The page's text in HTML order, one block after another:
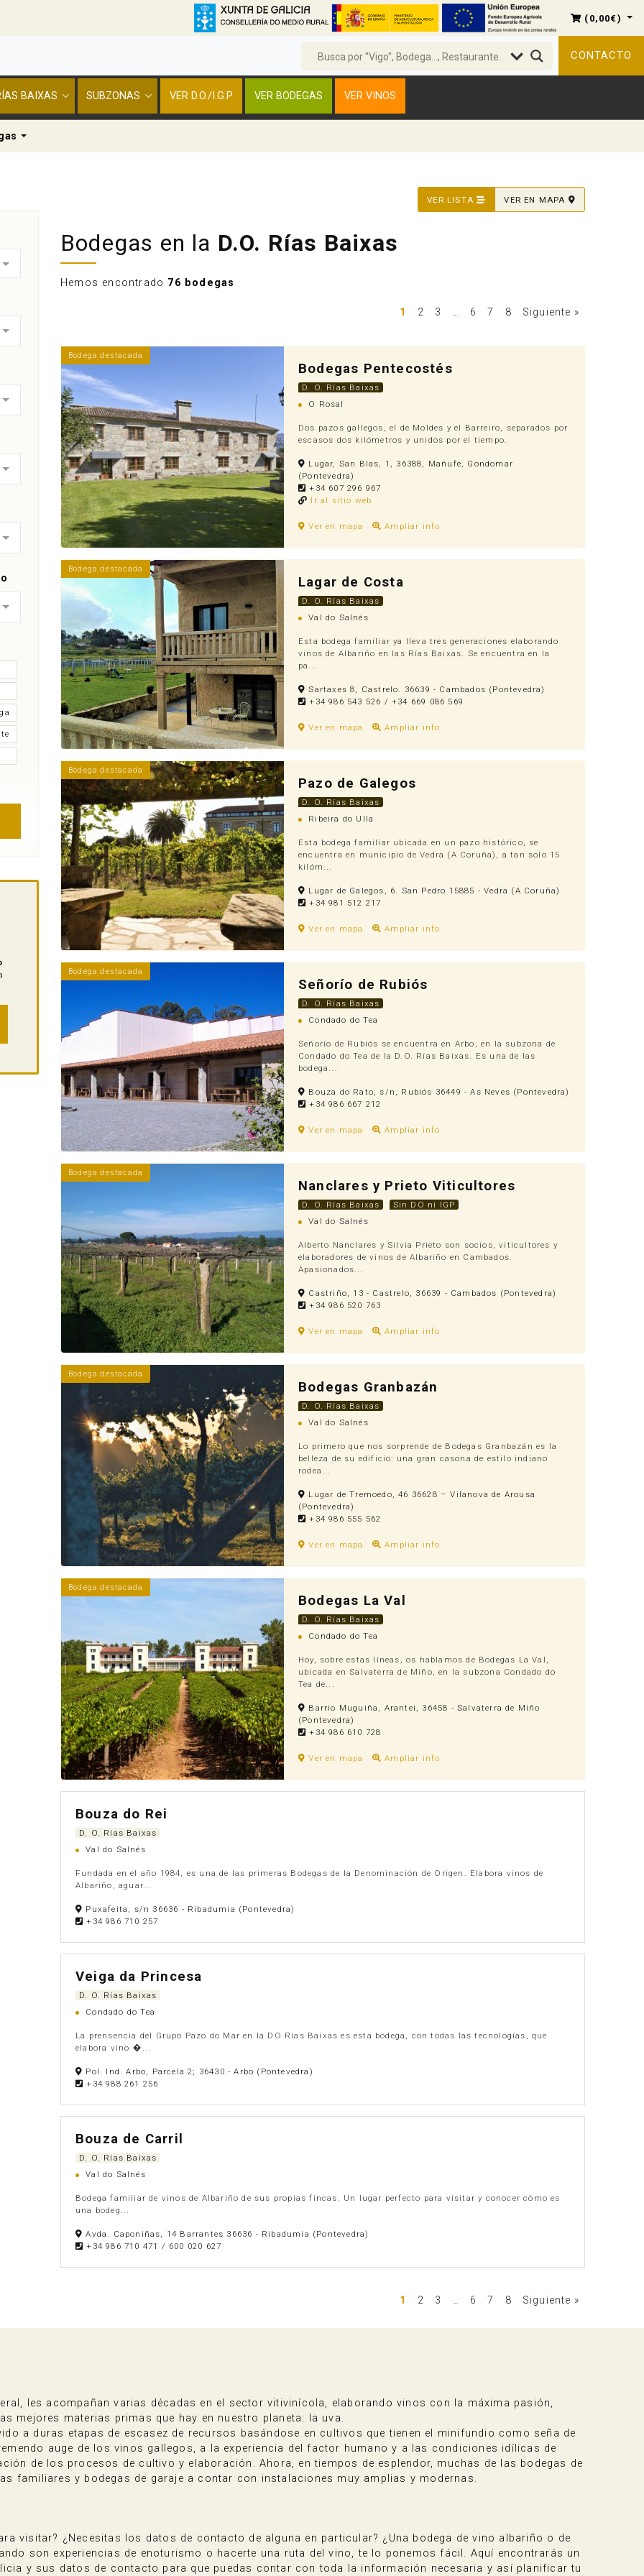
( 0,00€ )
CONTACTO
BAIXAS SUBZONAS VER D.O./I.G.P VER BODEGAS VER VINOS
Dropdown
VER LISTA VER EN MAPA
Bodegas en la D.O. Rías Baixas
Hemos encontrado 76 bodegas
1 2 3 6 7 8 Siguiente »
Bodega destacada
Bodegas Pentecostés
D. O. Rías Baixas
O Rosal
Dos pazos gallegos, el de Moldes y el Barreiro, separados por
escasos dos kilómetros y unidos por el tiempo.
Lugar, San Blas, 1, 36388, Mañufe, Gondomar
(Pontevedra)
+34 607 296 967
Ir al sitio web
Ver en mapa Ampliar info
Bodega destacada
Lagar de Costa
D. O. Rías Baixas
Val do Salnés
Esta bodega familiar ya lleva tres generaciones elaborando
vinos de Albariño en las Rías Baixas. Se encuentra en la
pa...
Sartaxes 8, Castrelo. 36639 - Cambados (Pontevedra)
+34 986 543 526 / +34 669 086 569
Ver en mapa Ampliar info
Bodega destacada
Pazo de Galegos
D. O. Rías Baixas
Ribeira do Ulla
Esta bodega familiar ubicada en un pazo histórico, se
encuentra en municipio de Vedra (A Coruña), a tan solo 15
kilóm...
Lugar de Galegos, 6. San Pedro 15885 - Vedra (A Coruña)
+34 981 512 217
Ver en mapa Ampliar info
Bodega destacada
Señorío de Rubiós
D. O. Rías Baixas
Condado do Tea
Señorío de Rubiós se encuentra en Arbo, en la subzona de
Condado do Tea de la D.O. Rías Baixas. Es una de las
bodega...
Bouza do Rato, s/n, Rubiós 36449 - As Neves (Pontevedra)
+34 986 667 212
Ver en mapa Ampliar info
Bodega destacada
Nanclares y Prieto Viticultores
D. O. Rías Baixas
Sin DO ni IGP
Val do Salnés
Alberto Nanclares y Silvia Prieto son socios, viticultores y
elaboradores de vinos de Albariño en Cambados.
Apasionados...
Castriño, 13 - Castrelo, 36639 - Cambados (Pontevedra)
+34 986 520 763
Ver en mapa Ampliar info
Bodega destacada
Bodegas Granbazán
D. O. Rías Baixas
Val do Salnés
Lo primero que nos sorprende de Bodegas Granbazán es la
belleza de su edificio: una gran casona de estilo indiano
rodea...
Lugar de Tremoedo, 46 36628 – Vilanova de Arousa
(Pontevedra)
+34 986 555 562
Ver en mapa Ampliar info
Bodega destacada
Bodegas La Val
D. O. Rías Baixas
Condado do Tea
Hoy, sobre estas líneas, os hablamos de Bodegas La Val,
ubicada en Salvaterra de Miño, en la subzona Condado do
Tea de...
Barrio Muguiña, Arantei, 36458 - Salvaterra de Miño
(Pontevedra)
+34 986 610 728
Ver en mapa Ampliar info
Bouza do Rei
D. O. Rías Baixas
Val do Salnés
Fundada en el año 1984, es una de las primeras Bodegas de la Denominación de Origen. Elabora vinos de
Albariño, aguar...
Puxafeita, s/n 36636 - Ribadumia (Pontevedra)
+34 986 710 257
Veiga da Princesa
D. O. Rías Baixas
Condado do Tea
La prensencia del Grupo Pazo do Mar en la DO Rías Baixas es esta bodega, con todas las tecnologías, que
elabora vino �...
Pol. Ind. Arbo, Parcela 2; 36430 - Arbo (Pontevedra)
+34 988 261 256
Bouza de Carril
D. O. Rías Baixas
Val do Salnés
Bodega familiar de vinos de Albariño de sus propias fincas. Un lugar perfecto para visitar y conocer cómo es
una bodeg...
Avda. Caponiñas, 14 Barrantes 36636 - Ribadumia (Pontevedra)
+34 986 710 471 / 600 020 627
1 2 3 6 7 8 Siguiente »
les acompañan varias décadas en el sector vitivinícola, elaborando vinos con la máxima pasión,
mejores materias primas que hay en nuestro planeta: la uva.
a duras etapas de escasez de recursos basándose en cultivos que tienen el minifundio como seña de
auge de los vinos gallegos, a la experiencia del factor humano y a las condiciones idílicas de
de los procesos de cultivo y elaboración. Ahora, en tiempos de esplendor, muchas de las bodegas de
familiares y bodegas de garaje a contar con instalaciones muy amplias y modernas.
visitar? ¿Necesitas los datos de contacto de alguna en particular? ¿Una bodega de vino albariño o de
son experiencias de enoturismo o hacerte una ruta del vino, te lo ponemos fácil. Aquí encontrarás un
y sus datos de contacto para que puedas contar con toda la información necesaria y así planificar tu